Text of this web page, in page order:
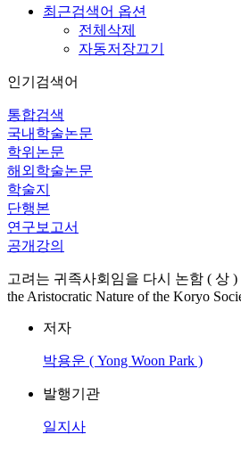
최근검색어 옵션
전체삭제
자동저장끄기
인기검색어
통합검색
국내학술논문
학위논문
해외학술논문
학술지
단행본
연구보고서
공개강의
고려는 귀족사회임을 다시 논함 ( 상 )
the Aristocratic Nature of the Koryo
저자
박용운 ( Yong Woon Park )
발행기관
일지사